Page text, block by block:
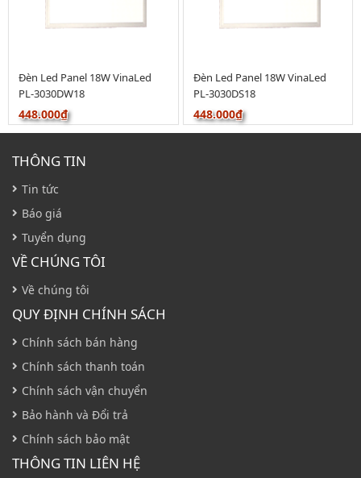
Đèn Led Panel 18W VinaLed
PL-3030DW18
448.000₫
Đèn Led Panel 18W VinaLed
PL-3030DS18
448.000₫
THÔNG TIN
Tin tức
Báo giá
Tuyển dụng
VỀ CHÚNG TÔI
Về chúng tôi
QUY ĐỊNH CHÍNH SÁCH
Chính sách bán hàng
Chính sách thanh toán
Chính sách vận chuyển
Bảo hành và Đổi trả
Chính sách bảo mật
THÔNG TIN LIÊN HỆ